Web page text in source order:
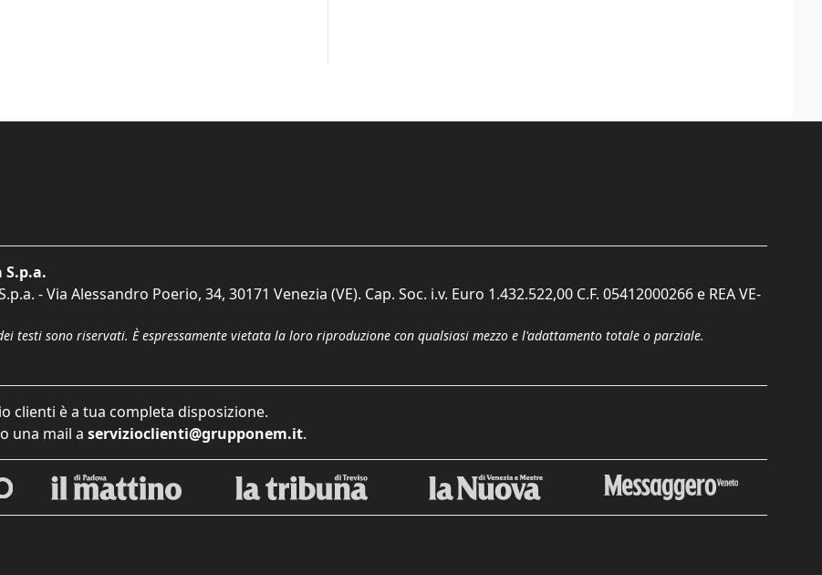
- Via Alessandro Poerio, 34, 30171 Venezia (VE). Cap. Soc. i.v. Euro 1.432.522,00 C.F. 05412000266 e REA VE-
testi sono riservati. È espressamente vietata la loro riproduzione con qualsiasi mezzo e l'adattamento totale o parziale.
clienti è a tua completa disposizione.
una mail a servizioclienti@grupponem.it.